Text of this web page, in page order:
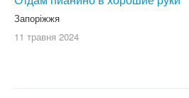
Запоріжжя
11 травня 2024